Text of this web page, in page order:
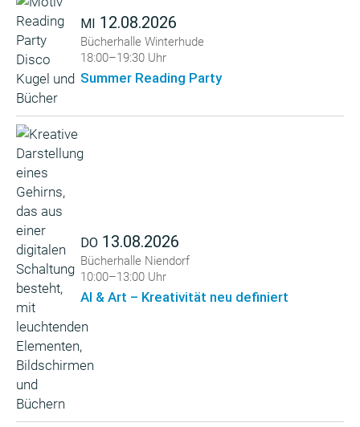
MI 12.08.2026
Bücherhalle Winterhude
18:00–19:30 Uhr
Summer Reading Party
DO 13.08.2026
Bücherhalle Niendorf
10:00–13:00 Uhr
AI & Art – Kreativität neu definiert